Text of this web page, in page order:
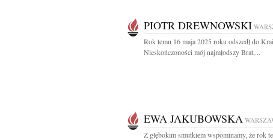
PIOTR DREWNOWSKI
Rok temu 16 maja 2025 roku odszedł do
Nieskończoności mój najmłodszy Brat,...
EWA JAKUBOWSKA
Z głębokim smutkiem wspominamy, że rok